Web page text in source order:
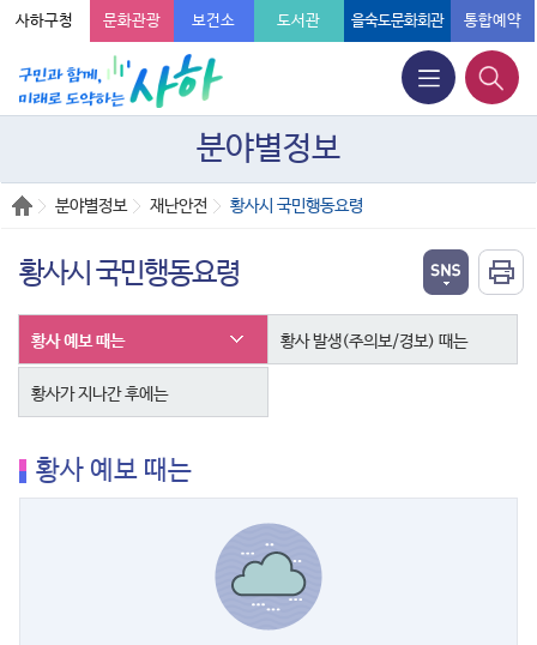
사하구청 문화관광 보건소 도서관 을숙도문화회관 통합예약
분야별정보
분야별정보 재난안전 황사시 국민행동요령
황사시 국민행동요령
황사 예보 때는 황사 발생(주의보/경보) 때는
황사가 지나간 후에는
황사 예보 때는